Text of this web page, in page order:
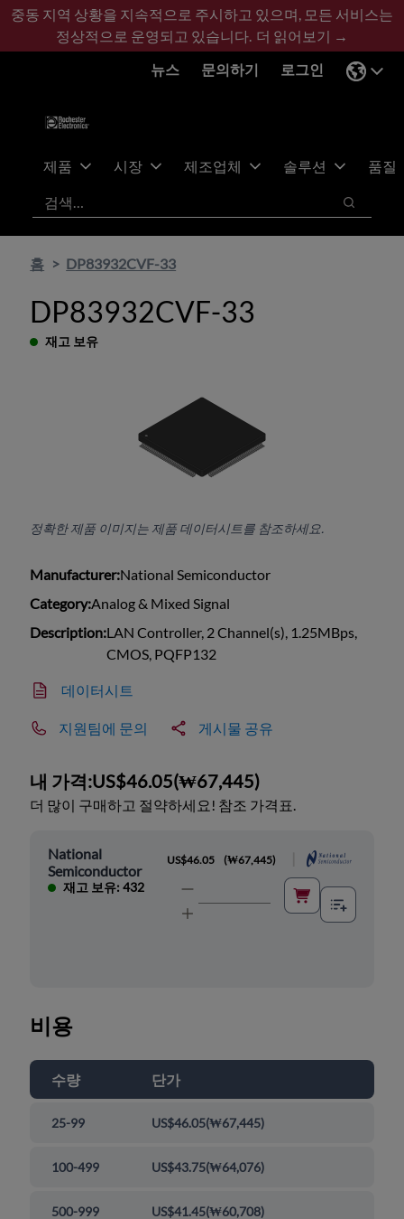
기
콘
바
글
중동 지역 상황을 지속적으로 주시하고 있으며, 모든 서비스는
정상적으로 운영되고 있습니다. 더 읽어보기 →
뉴스
문의하기 로그인
제품 시장 제조업체 솔루션
품질
검색
검색
홈 DP83932CVF-33
DP83932CVF-33
재고 보유
정확한 제품 이미지는 제품 데이터시트를 참조하세요.
Manufacturer:National Semiconductor
Category:Analog & Mixed Signal
Description:LAN Controller, 2 Channel(s), 1.25MBps,
CMOS, PQFP132
데이터시트
지원팀에 문의 게시물 공유
내 가격:US$46.05(₩67,445)
더 많이 구매하고 절약하세요! 참조 가격표.
National
Semiconductor
재고 보유: 432
US$46.05 (₩67,445)
비용
수량 단가
25-99 US$46.05(₩67,445)
100-499 US$43.75(₩64,076)
500-999 US$41.45(₩60,708)